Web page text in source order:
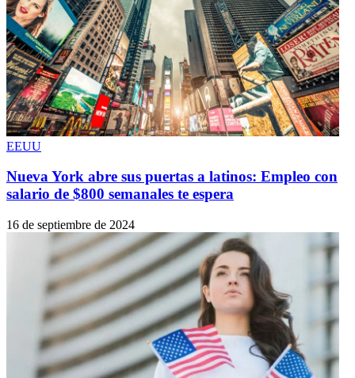
EEUU
Nueva York abre sus puertas a latinos: Empleo con
salario de $800 semanales te espera
16 de septiembre de 2024